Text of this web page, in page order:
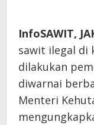
InfoSAWIT,
sawit ilegal di
dilakukan
diwarnai
Menteri